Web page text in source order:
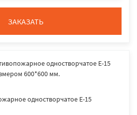
ЗАКАЗАТЬ
одностворчатое E-15